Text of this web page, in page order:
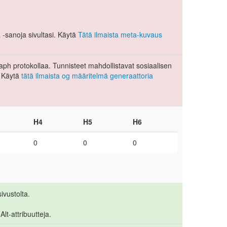
sanoja sivultasi. Käytä Tätä ilmaista meta-kuvaus
protokollaa. Tunnisteet mahdollistavat sosiaalisen
tätä ilmaista og määritelmä generaattoria
H4 H5 H6
0 0 0
attribuutteja.